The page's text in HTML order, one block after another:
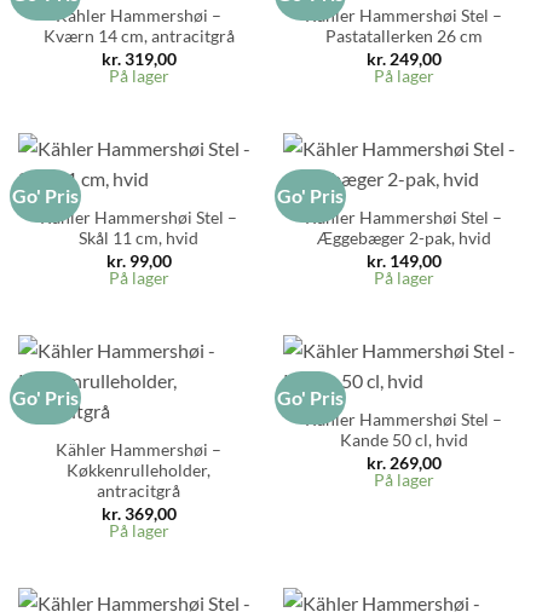
Kähler Hammershøi –
Kværn 14 cm, antracitgrå
kr.319,00
På lager
Kähler Hammershøi Stel –
Pastatallerken 26 cm
kr.249,00
På lager
Go' Pris
Kähler Hammershøi Stel –
Skål 11 cm, hvid
kr.99,00
På lager
Go' Pris
Kähler Hammershøi Stel –
Æggebæger 2-pak, hvid
kr.149,00
På lager
Go' Pris
Kähler Hammershøi –
Køkkenrulleholder,
antracitgrå
kr.369,00
På lager
Go' Pris
Kähler Hammershøi Stel –
Kande 50 cl, hvid
kr.269,00
På lager